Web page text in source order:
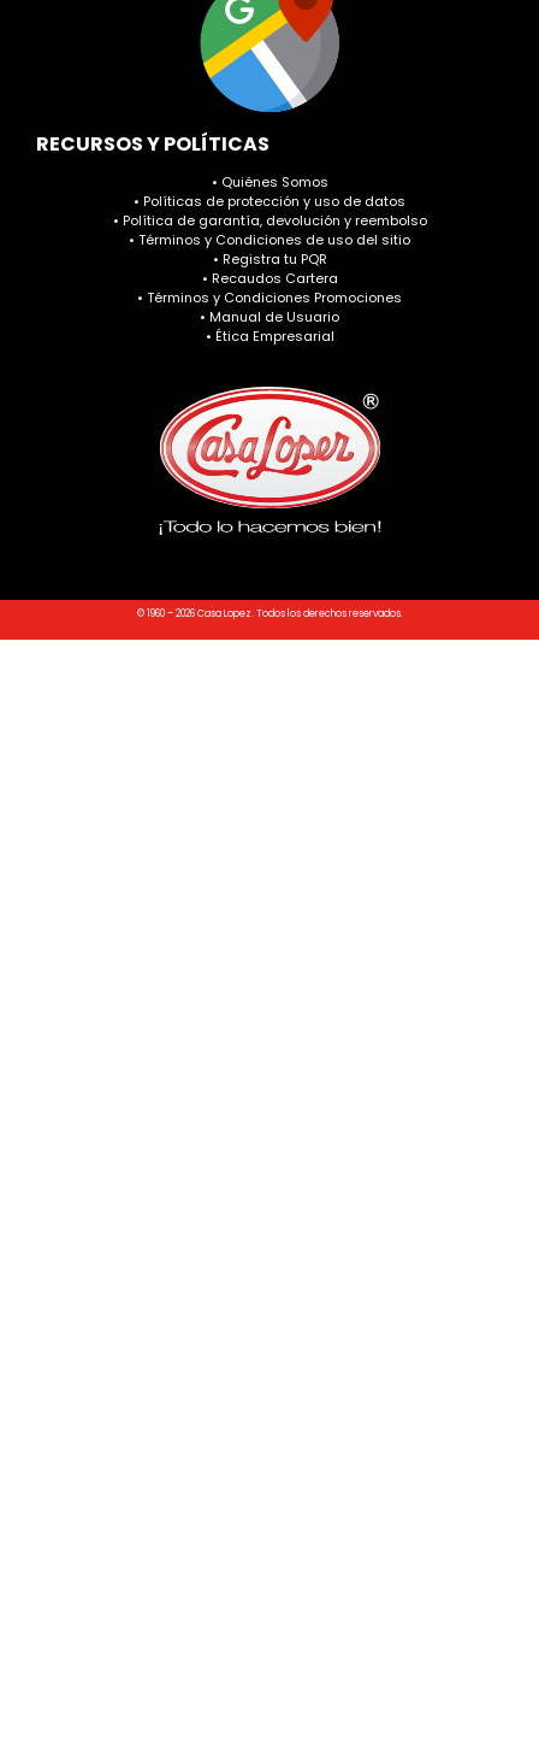
RECURSOS Y POLÍTICAS
• Quiénes Somos
• Políticas de protección y uso de datos
• Política de garantía, devolución y reembolso
• Términos y Condiciones de uso del sitio
• Registra tu PQR
• Recaudos Cartera
• Términos y Condiciones Promociones
• Manual de Usuario
• Ética Empresarial
© 1960 – 2026 Casa Lopez. Todos los derechos reservados.